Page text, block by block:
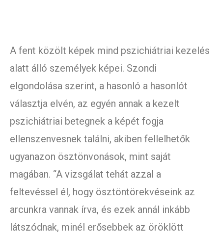
A fent közölt képek mind pszichiátriai kezelés
alatt álló személyek képei. Szondi
elgondolása szerint, a hasonló a hasonlót
választja elvén, az egyén annak a kezelt
pszichiátriai betegnek a képét fogja
ellenszenvesnek találni, akiben fellelhetők
ugyanazon ösztönvonások, mint saját
magában. “A vizsgálat tehát azzal a
feltevéssel él, hogy ösztöntörekvéseink az
arcunkra vannak írva, és ezek annál inkább
látszódnak, minél erősebbek az öröklött